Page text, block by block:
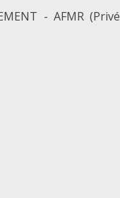
- AFMR (Privé